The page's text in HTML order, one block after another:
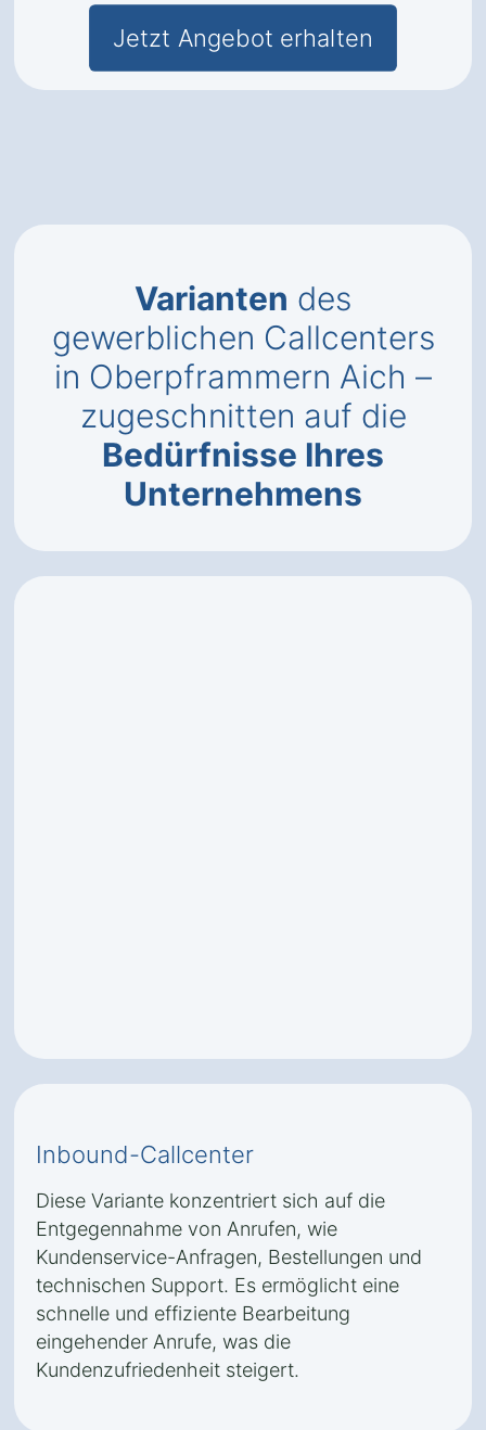
Jetzt Angebot erhalten
Varianten des
gewerblichen Callcenters
in Oberpframmern Aich –
zugeschnitten auf die
Bedürfnisse Ihres
Unternehmens
Inbound-Callcenter
Diese Variante konzentriert sich auf die
Entgegennahme von Anrufen, wie
Kundenservice-Anfragen, Bestellungen und
technischen Support. Es ermöglicht eine
schnelle und effiziente Bearbeitung
eingehender Anrufe, was die
Kundenzufriedenheit steigert.